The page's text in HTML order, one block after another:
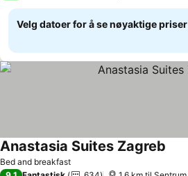
Velg datoer for å se nøyaktige priser
Bed and breakfast
Anastasia Suites Zagreb